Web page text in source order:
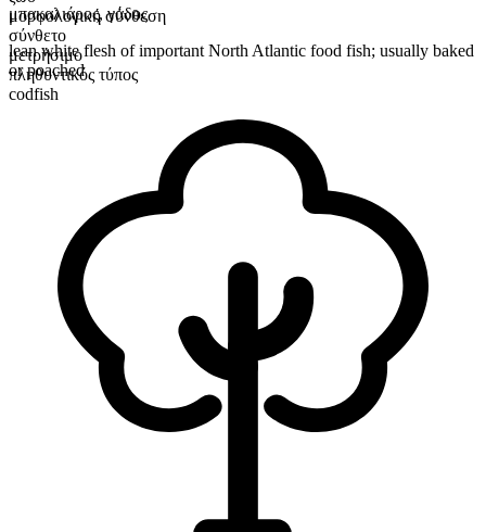
μορφολογική σύνθεση
σύνθετο
μετρήσιμο
πληθυντικός τύπος
codfish
μπακαλιάρος,γάδος
lean white flesh of important North Atlantic food fish; usually baked
or poached